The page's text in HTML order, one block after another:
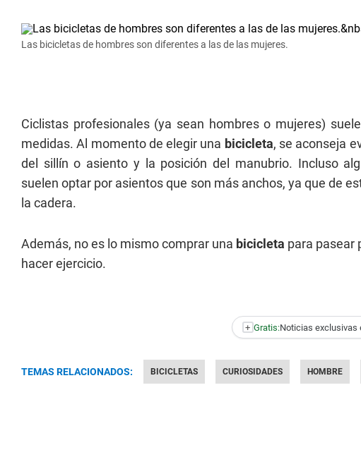
Las bicicletas de hombres son diferentes a las de las mujeres.
Ciclistas profesionales (ya sean hombres o mujeres)
medidas. Al momento de elegir una bicicleta, se aconseja
del sillín o asiento y la posición del manubrio. Incluso
suelen optar por asientos que son más anchos, ya que de
la cadera.
Además, no es lo mismo comprar una bicicleta para pasear
hacer ejercicio.
+ Gratis:Noticias exclusivas
TEMAS RELACIONADOS: BICICLETAS CURIOSIDADES HOMBRE